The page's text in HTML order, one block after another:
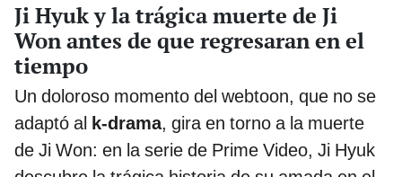
Ji Hyuk y la trágica muerte de Ji
Won antes de que regresaran en el
tiempo
Un doloroso momento del webtoon, que no se
adaptó al k-drama, gira en torno a la muerte
de Ji Won: en la serie de Prime Video, Ji Hyuk